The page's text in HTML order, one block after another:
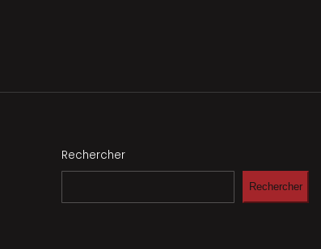
Rechercher
Rechercher